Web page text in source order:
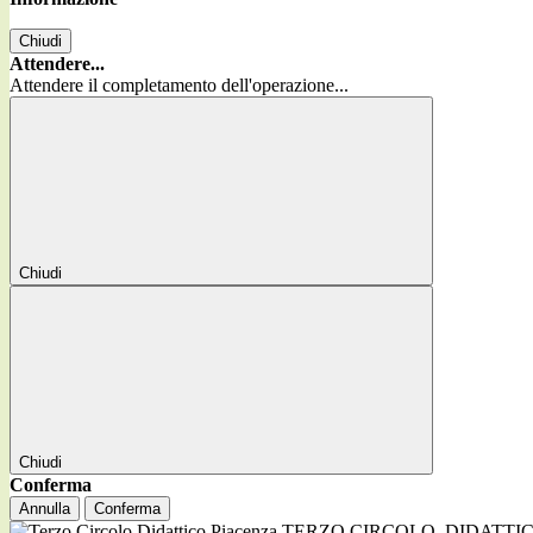
Chiudi
Attendere...
Attendere il completamento dell'operazione...
Chiudi
Chiudi
Conferma
Annulla Conferma